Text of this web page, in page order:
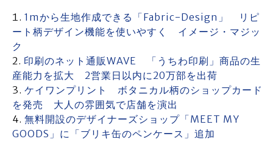
1mから生地作成できる「Fabric-Design」 リピ
ート柄デザイン機能を使いやすく イメージ・マジッ
ク
印刷のネット通販WAVE 「うちわ印刷」商品の生
産能力を拡大 2営業日以内に20万部を出荷
ケイワンプリント ボタニカル柄のショップカード
を発売 大人の雰囲気で店舗を演出
無料開設のデザイナーズショップ「MEET MY
GOODS」に「ブリキ缶のペンケース」追加